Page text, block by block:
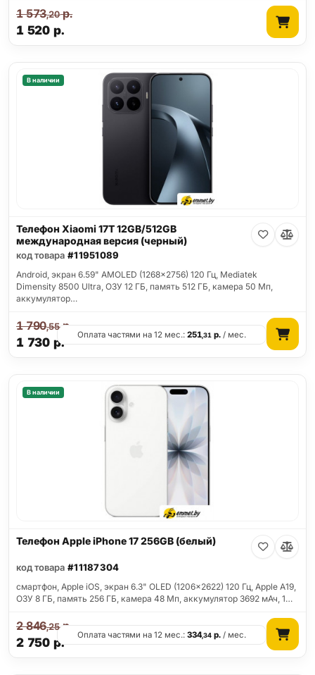
1 520 р.
1 573,20р.
В наличии
Телефон Xiaomi 17T 12GB/512GB
международная версия (черный)
код товара #11951089
Android, экран 6.59" AMOLED (1268x2756) 120 Гц, Mediatek
Dimensity 8500 Ultra, ОЗУ 12 ГБ, память 512 ГБ, камера 50 Мп,
аккумулятор…
1 730 р.
1 790,55р.
Оплата частями на 12 мес.:251,31 р. / мес.
В наличии
Телефон Apple iPhone 17 256GB (белый)
код товара #11187304
смартфон, Apple iOS, экран 6.3" OLED (1206x2622) 120 Гц, Apple A19,
ОЗУ 8 ГБ, память 256 ГБ, камера 48 Мп, аккумулятор 3692 мАч, 1…
2 750 р.
2 846,25р.
Оплата частями на 12 мес.:334,34 р. / мес.